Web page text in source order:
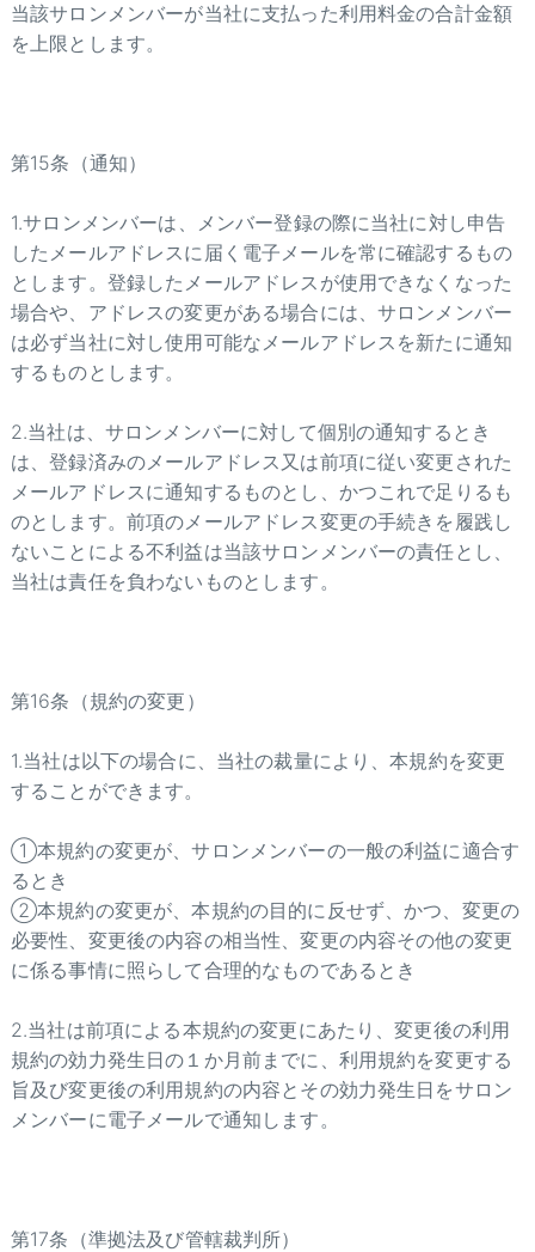
当該サロンメンバーが当社に支払った利用料金の合計金額
を上限とします。
第15条（通知）
1.サロンメンバーは、メンバー登録の際に当社に対し申告
したメールアドレスに届く電子メールを常に確認するもの
とします。登録したメールアドレスが使用できなくなった
場合や、アドレスの変更がある場合には、サロンメンバー
は必ず当社に対し使用可能なメールアドレスを新たに通知
するものとします。
2.当社は、サロンメンバーに対して個別の通知するとき
は、登録済みのメールアドレス又は前項に従い変更された
メールアドレスに通知するものとし、かつこれで足りるも
のとします。前項のメールアドレス変更の手続きを履践し
ないことによる不利益は当該サロンメンバーの責任とし、
当社は責任を負わないものとします。
第16条（規約の変更）
1.当社は以下の場合に、当社の裁量により、本規約を変更
することができます。
①本規約の変更が、サロンメンバーの一般の利益に適合す
るとき
②本規約の変更が、本規約の目的に反せず、かつ、変更の
必要性、変更後の内容の相当性、変更の内容その他の変更
に係る事情に照らして合理的なものであるとき
2.当社は前項による本規約の変更にあたり、変更後の利用
規約の効力発生日の１か月前までに、利用規約を変更する
旨及び変更後の利用規約の内容とその効力発生日をサロン
メンバーに電子メールで通知します。
第17条（準拠法及び管轄裁判所）